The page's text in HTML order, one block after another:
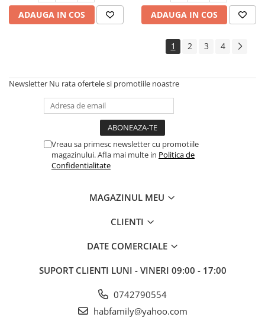
ADAUGA IN COS ADAUGA IN COS
1 2 3 4
Newsletter Nu rata ofertele si promotiile noastre
Vreau sa primesc newsletter cu promotiile
magazinului. Afla mai multe in Politica de
Confidentialitate
MAGAZINUL MEU
CLIENTI
DATE COMERCIALE
SUPORT CLIENTI LUNI - VINERI 09:00 - 17:00
0742790554
habfamily@yahoo.com